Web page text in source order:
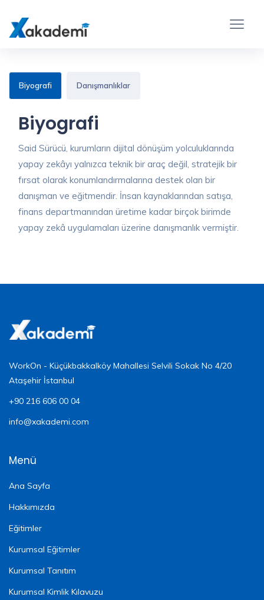
Biyografi Danışmanlıklar
Biyografi
Said Sürücü, kurumların dijital dönüşüm yolculuklarında
yapay zekâyı yalnızca teknik bir araç değil, stratejik bir
fırsat olarak konumlandırmalarına destek olan bir
danışman ve eğitmendir. İnsan kaynaklarından satışa,
finans departmanından üretime kadar birçok birimde
yapay zekâ uygulamaları üzerine danışmanlık vermiştir.
WorkOn - Küçükbakkalköy Mahallesi Selvili Sokak No 4/20
Ataşehir İstanbul
+90 216 606 00 04
info@xakademi.com
Menü
Ana Sayfa
Hakkımızda
Eğitimler
Kurumsal Eğitimler
Kurumsal Tanıtım
Kurumsal Kimlik Kılavuzu